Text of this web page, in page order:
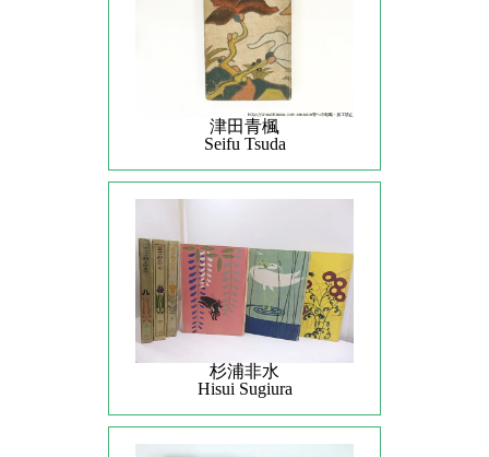
津田青楓
Seifu Tsuda
杉浦非水
Hisui Sugiura